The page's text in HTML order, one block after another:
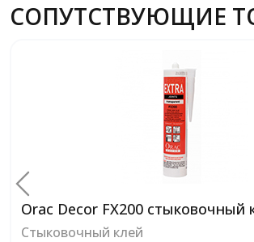
СОПУТСТВУЮЩИЕ
Orac Decor FX200 стыковочный
Стыковочный клей